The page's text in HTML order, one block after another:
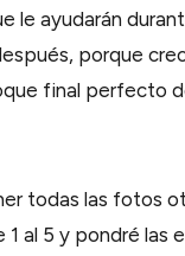
le ayudarán
porque
final perfecto
todas las fotos
1 al 5 y pondré las